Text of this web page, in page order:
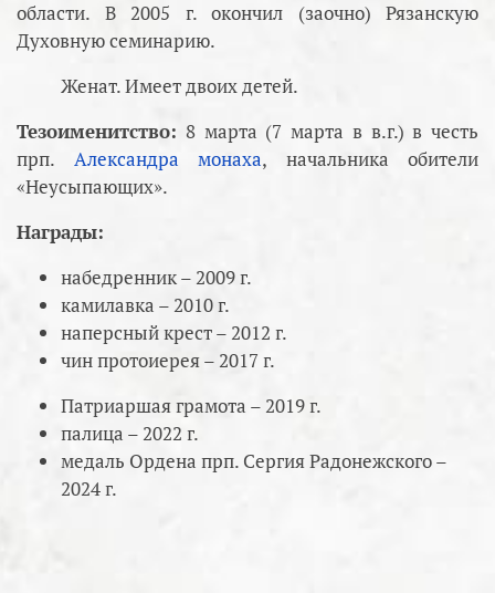
области. В 2005 г. окончил (заочно) Рязанскую
Духовную семинарию.
Женат. Имеет двоих детей.
Тезоименитство: 8 марта (7 марта в в.г.) в честь
прп. Александра монаха, начальника обители
«Неусыпающих».
Награды:
набедренник – 2009 г.
камилавка – 2010 г.
наперсный крест – 2012 г.
чин протоиерея – 2017 г.
Патриаршая грамота – 2019 г.
палица – 2022 г.
медаль Ордена прп. Сергия Радонежского –
2024 г.